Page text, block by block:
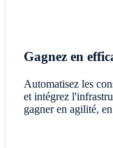
Gagnez en
Automatisez les
et intégrez
gagner en agilité,